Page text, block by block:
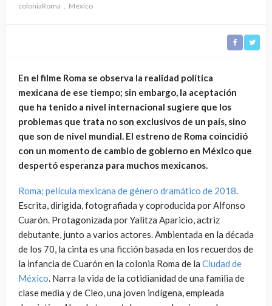
coloniaRoma
México
En el filme Roma se observa la realidad política
mexicana de ese tiempo; sin embargo, la aceptación
que ha tenido a nivel internacional sugiere que los
problemas que trata no son exclusivos de un país, sino
que son de nivel mundial. El estreno de Roma coincidió
con un momento de cambio de gobierno en México que
despertó esperanza para muchos mexicanos.
Roma; película mexicana de género dramático de 2018.
Escrita, dirigida, fotografiada y coproducida por Alfonso
Cuarón. Protagonizada por Yalitza Aparicio, actriz
debutante, junto a varios actores. Ambientada en la década
de los 70, la cinta es una ficción basada en los recuerdos de
la infancia de Cuarón en la colonia Roma de la Ciudad de
México. Narra la vida de la cotidianidad de una familia de
clase media y de Cleo, una joven indígena, empleada